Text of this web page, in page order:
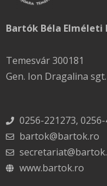
Bartók Béla Elméleti
Temesvár 300181
Gen. Ion Dragalina
0256-221273, 0256-
bartok@bartok.ro
www.bartok.ro